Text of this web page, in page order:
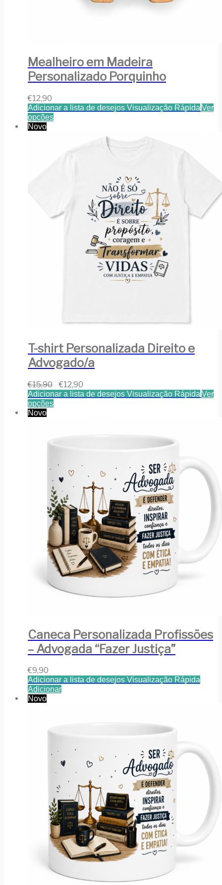
Mealheiro em Madeira
Personalizado Porquinho
€12,90
Adicionar a lista de desejos Visualização Rápida Ver
opções
Novo
T-shirt Personalizada Direito e
Advogado/a
€15,90 €12,90
Adicionar a lista de desejos Visualização Rápida Ver
opções
Novo
Caneca Personalizada Profissões
– Advogada “Fazer Justiça”
€9,90
Adicionar a lista de desejos Visualização Rápida
Adicionar
Novo